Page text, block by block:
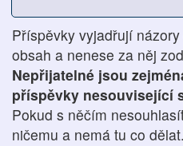
Příspěvky vyjadřují
obsah a nenese za něj
Nepřijatelné jsou
příspěvky nesouvisející
Pokud s něčím
ničemu a nemá tu co dělat.